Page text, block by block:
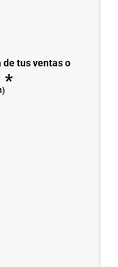
de tus ventas o
*